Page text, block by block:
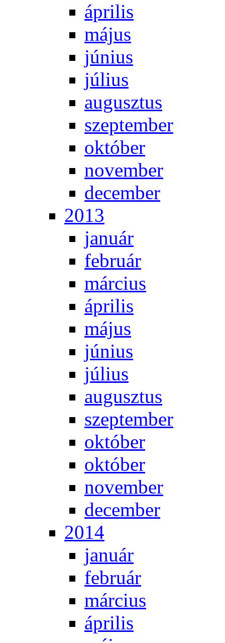
áp­ri­lis
má­jus
jú­ni­us
jú­li­us
au­gusz­tus
szep­tem­ber
ok­tó­ber
no­vem­ber
de­cem­ber
2013
ja­nu­ár
feb­ru­ár
már­ci­us
áp­ri­lis
má­jus
jú­ni­us
jú­li­us
au­gusz­tus
szep­tem­ber
ok­tó­ber
ok­tó­ber
no­vem­ber
de­cem­ber
2014
ja­nu­ár
feb­ru­ár
már­ci­us
áp­ri­lis